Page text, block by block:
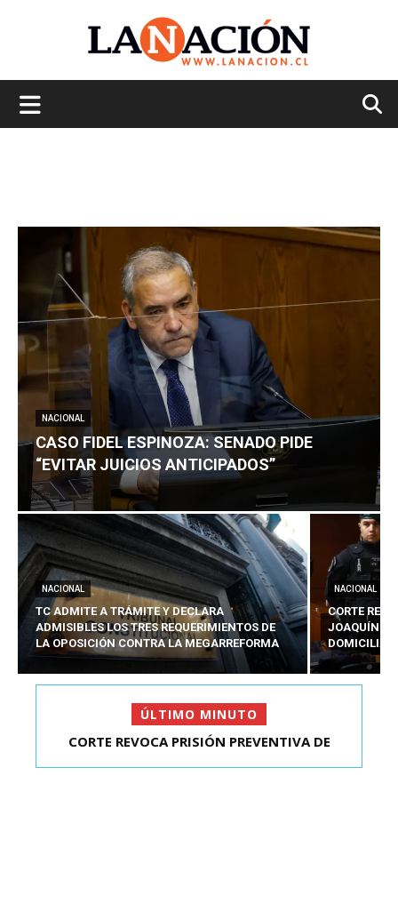
NACIONAL
CASO FIDEL ESPINOZA: SENADO PIDE
“EVITAR JUICIOS ANTICIPADOS”
NACIONAL
TC ADMITE A TRÁMITE Y DECLARA
ADMISIBLES LOS TRES REQUERIMIENTOS DE
LA OPOSICIÓN CONTRA LA MEGARREFORMA
NACIONAL
CORTE
JOAQUÍN
ÚLTIMO MINUTO
CASO FIDEL ESPINOZA: SENADO PIDE “EVITAR
CORTE REVOCA PRISIÓN PREVENTIVA DE